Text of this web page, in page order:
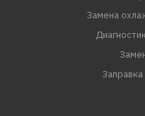
Замена